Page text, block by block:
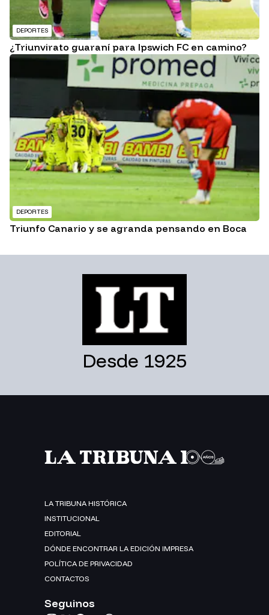
DEPORTES
¿Triunvirato guaraní para Ipswich FC en camino?
DEPORTES
Triunfo Canario y se agranda pensando en Boca
Desde 1925
LA TRIBUNA HISTÓRICA
INSTITUCIONAL
EDITORIAL
DÓNDE ENCONTRAR LA EDICIÓN IMPRESA
POLÍTICA DE PRIVACIDAD
CONTACTOS
Seguinos